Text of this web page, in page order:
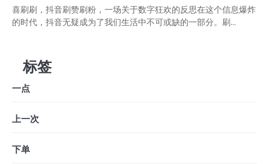
喜刷刷，抖音刷赞刷粉，一场关于数字狂欢的反思在这个信息爆炸
的时代，抖音无疑成为了我们生活中不可或缺的一部分。刷...
标签
一点
上一次
下单